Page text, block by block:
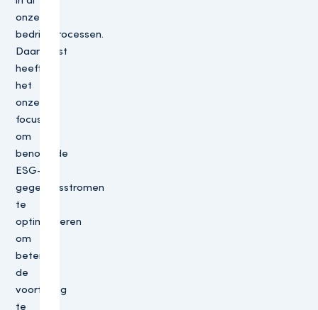
onze
bedrijfsprocessen.
Daarnaast
heeft
het
onze
focus
om
benodigde
ESG-
gegevensstromen
te
optimaliseren
om
beter
de
voortgang
te